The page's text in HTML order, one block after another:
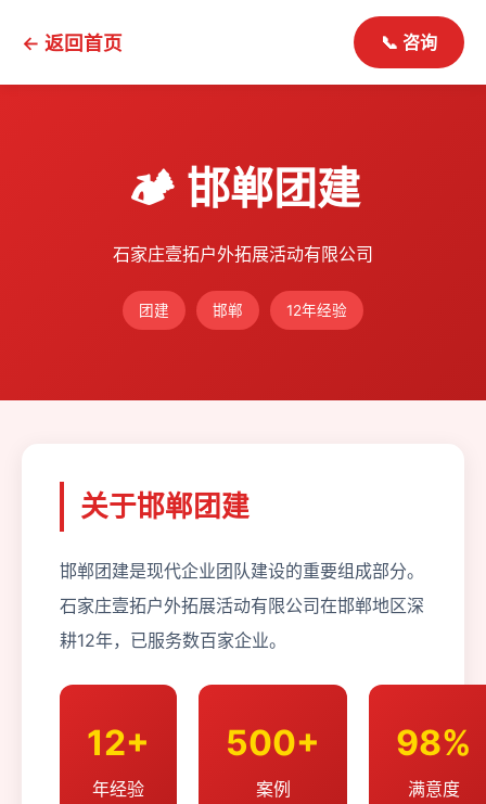
← 返回首页 📞 咨询
🏕️ 邯郸团建
石家庄壹拓户外拓展活动有限公司
团建 邯郸 12年经验
关于邯郸团建
邯郸团建是现代企业团队建设的重要组成部分。
石家庄壹拓户外拓展活动有限公司在邯郸地区深
耕12年，已服务数百家企业。
12+
年经验
500+
案例
98%
满意度